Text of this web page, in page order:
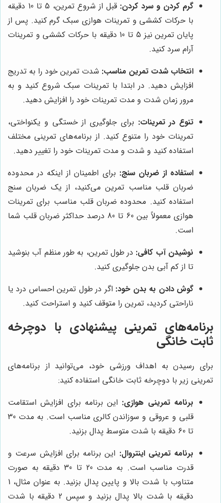
گرم کردن و سرد کردن:
قبل از شروع تمرین، 5 تا 10 دقیقه
با حرکات کششی و تمرینات هوازی سبک گرم کنید. پس از
پایان تمرین نیز 5 تا 10 دقیقه با حرکات کششی و تمرینات
آرام سرد کنید.
انتخاب شدت تمرین مناسب: شدت تمرین خود را به تدریج
افزایش دهید. در ابتدا با تمرینات سبک شروع کنید و به
مرور زمان شدت و مدت تمرینات خود را افزایش دهید.
تنوع در تمرینات: برای جلوگیری از خستگی و یکنواختی،
تمرینات خود را متنوع کنید. از برنامه‌های تمرینی مختلف
استفاده کنید و شدت و مدت تمرینات خود را تغییر دهید.
استفاده از ضربان سنج: برای اطمینان از اینکه در محدوده
ضربان قلب مناسب تمرین می‌کنید، از یک ضربان سنج
استفاده کنید. محدوده ضربان قلب مناسب برای تمرینات
هوازی معمولاً بین 60 تا 80 درصد حداکثر ضربان قلب شما
است.
نوشیدن آب کافی: در طول تمرین، به طور منظم آب بنوشید
تا از کم آبی بدن جلوگیری کنید.
گوش دادن به بدن خود: اگر در طول تمرین احساس درد یا
ناراحتی کردید، تمرین را متوقف کنید و استراحت کنید.
برنامه‌های تمرینی پیشنهادی با دوچرخه
ثابت خانگی
برای رسیدن به اهداف ورزشی خود، می‌توانید از برنامه‌های
تمرینی زیر با دوچرخه ثابت خانگی استفاده کنید:
برنامه تمرینی هوازی: این برنامه برای افزایش استقامت
قلبی و عروقی و سوزاندن کالری مناسب است. به مدت 30
تا 60 دقیقه با شدت متوسط پدال بزنید.
برنامه تمرینی اینتروال: این برنامه برای افزایش سرعت و
قدرت مناسب است. به مدت 20 تا 30 دقیقه به صورت
متناوب با شدت بالا و پایین پدال بزنید. به عنوان مثال، 1
دقیقه با شدت بالا پدال بزنید و سپس 2 دقیقه با شدت